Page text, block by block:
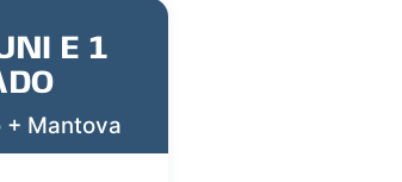
E 1
+ Mantova